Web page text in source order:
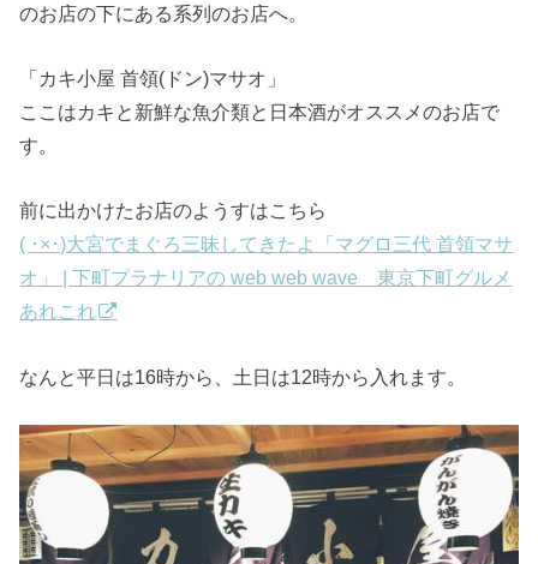
のお店の下にある系列のお店へ。
「カキ小屋 首領(ドン)マサオ」
ここはカキと新鮮な魚介類と日本酒がオススメのお店で
す。
前に出かけたお店のようすはこちら
( ･×･)大宮でまぐろ三昧してきたよ「マグロ三代 首領マサ
オ」 | 下町プラナリアの web web wave 東京下町グルメ
あれこれ
なんと平日は16時から、土日は12時から入れます。